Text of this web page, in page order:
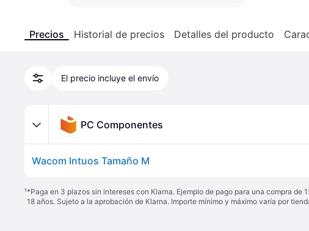
Precios Historial de precios Detalles del producto
El precio incluye el envío
PC Componentes
Wacom Intuos Tamaño M
¹*Paga en 3 plazos sin intereses con Klarna. Ejemplo de pago para una compra
18 años. Sujeto a la aprobación de Klarna. Importe mínimo y máximo varía por